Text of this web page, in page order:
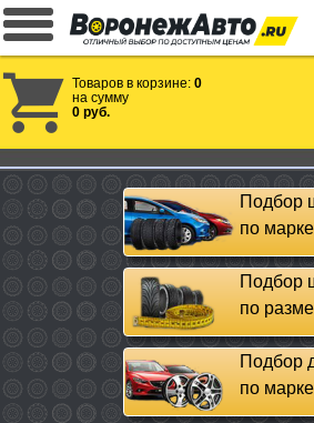
Товаров в корзине: 0
на сумму
0 руб.
Подбор
по
Подбор
по
Подбор
по